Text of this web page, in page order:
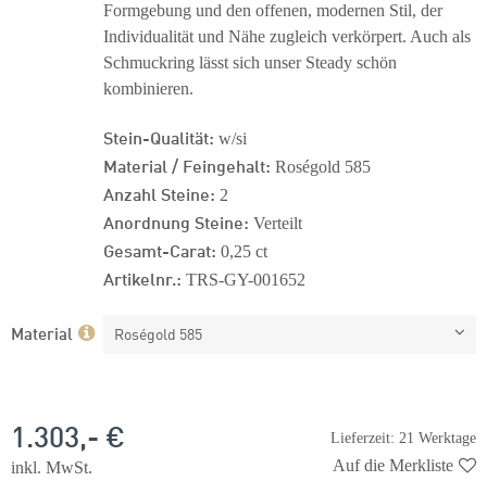
Formgebung und den offenen, modernen Stil, der
Individualität und Nähe zugleich verkörpert. Auch als
Schmuckring lässt sich unser Steady schön
kombinieren.
Stein-Qualität: w/si
Material / Feingehalt: Roségold 585
Anzahl Steine: 2
Anordnung Steine: Verteilt
Gesamt-Carat: 0,25 ct
Artikelnr.: TRS-GY-001652
Material Roségold 585
Lieferzeit: 21 Werktage
1.303,- €
inkl. MwSt.
Auf die Merkliste